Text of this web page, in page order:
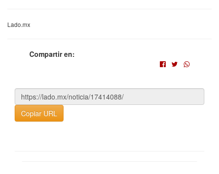
Lado.mx
Compartir en:
Copiar URL